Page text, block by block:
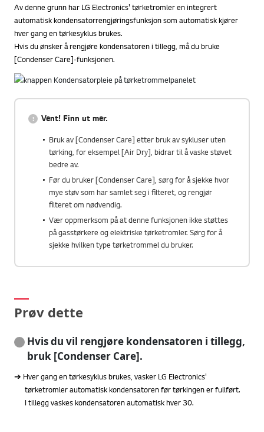
Av denne grunn har LG Electronics' tørketromler en integrert
automatisk kondensatorrengjøringsfunksjon som automatisk kjører
hver gang en tørkesyklus brukes.
Hvis du ønsker å rengjøre kondensatoren i tillegg, må du bruke
[Condenser Care]-funksjonen.
Vent! Finn ut mer.
Bruk av [Condenser Care] etter bruk av sykluser uten
tørking, for eksempel [Air Dry], bidrar til å vaske støvet
bedre av.
Før du bruker [Condenser Care], sørg for å sjekke hvor
mye støv som har samlet seg i filteret, og rengjør
filteret om nødvendig.
Vær oppmerksom på at denne funksjonen ikke støttes
på gasstørkere og elektriske tørketromler. Sørg for å
sjekke hvilken type tørketrommel du bruker.
Prøv dette
Hvis du vil rengjøre kondensatoren i tillegg,
bruk [Condenser Care].
➔ Hver gang en tørkesyklus brukes, vasker LG Electronics'
tørketromler automatisk kondensatoren før tørkingen er fullført.
I tillegg vaskes kondensatoren automatisk hver 30.